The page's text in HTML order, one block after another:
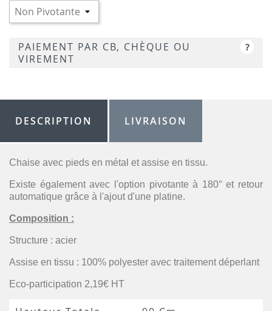
PAIEMENT PAR CB, CHÈQUE OU
VIREMENT
?
DESCRIPTION LIVRAISON
Chaise avec pieds en métal et assise en tissu.
Existe également avec l'option pivotante à 180° et retour
automatique grâce à l'ajout d'une platine.
Composition :
Structure : acier
Assise en tissu : 100% polyester avec traitement déperlant
Eco-participation 2,19€ HT